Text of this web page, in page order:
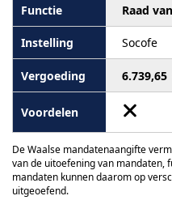
Raad
Socofe
6.739,65
De Waalse mandatenaangifte
van de uitoefening van mandaten,
mandaten kunnen daarom op
uitgeoefend.